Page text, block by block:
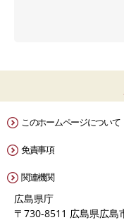
このホームページについて
免責事項
関連機関
広島県庁
〒730-8511 広島県広島